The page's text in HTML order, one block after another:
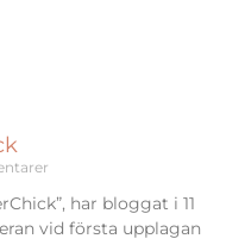
har bloggat i 11
vid första upplagan